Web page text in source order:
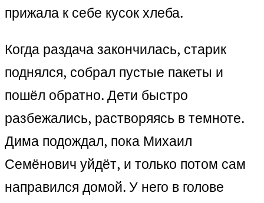
прижала к себе кусок хлеба.
Когда раздача закончилась, старик
поднялся, собрал пустые пакеты и
пошёл обратно. Дети быстро
разбежались, растворяясь в темноте.
Дима подождал, пока Михаил
Семёнович уйдёт, и только потом сам
направился домой. У него в голове